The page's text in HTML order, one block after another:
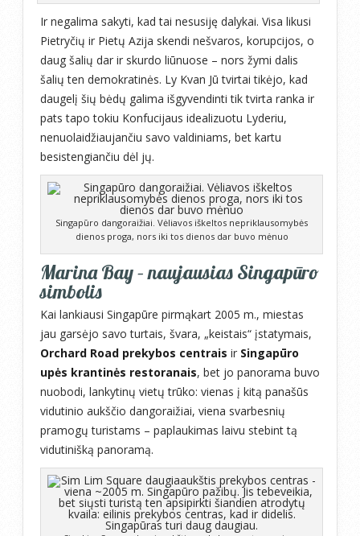
Ir negalima sakyti, kad tai nesusiję dalykai. Visa likusi
Pietryčių ir Pietų Azija skendi nešvaros, korupcijos, o
daug šalių dar ir skurdo liūnuose – nors žymi dalis
šalių ten demokratinės. Ly Kvan Jū tvirtai tikėjo, kad
daugelį šių bėdų galima išgyvendinti tik tvirta ranka ir
pats tapo tokiu Konfucijaus idealizuotu Lyderiu,
nenuolaidžiaujančiu savo valdiniams, bet kartu
besistengiančiu dėl jų.
Singapūro dangoraižiai. Vėliavos iškeltos nepriklausomybės
dienos proga, nors iki tos dienos dar buvo mėnuo
Marina Bay – naujausias Singapūro
simbolis
Kai lankiausi Singapūre pirmąkart 2005 m., miestas
jau garsėjo savo turtais, švara, „keistais“ įstatymais,
Orchard Road prekybos centrais ir Singapūro
upės krantinės restoranais, bet jo panorama buvo
nuobodi, lankytinų vietų trūko: vienas į kitą panašūs
vidutinio aukščio dangoraižiai, viena svarbesnių
pramogų turistams – paplaukimas laivu stebint tą
vidutinišką panoramą.